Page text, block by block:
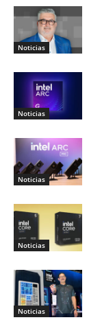
Noticias
Noticias
Noticias
Noticias
Noticias